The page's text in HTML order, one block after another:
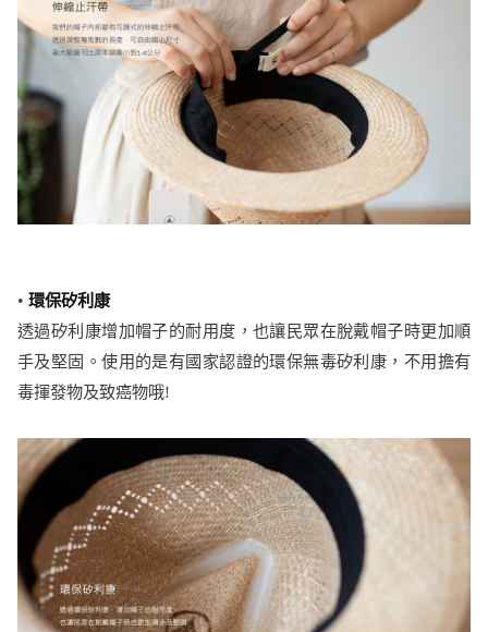
• 環保矽利康
透過矽利康增加帽子的耐用度，也讓民眾在脫戴帽子時更加順
手及堅固。使用的是有國家認證的環保無毒矽利康，不用擔有
毒揮發物及致癌物哦!